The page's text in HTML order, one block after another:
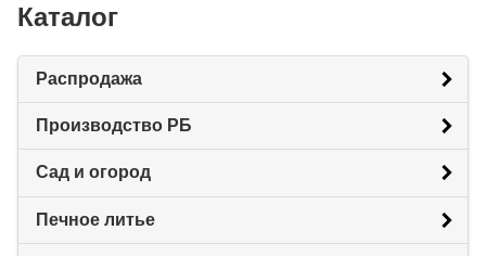
Каталог
Распродажа
Производство РБ
Сад и огород
Печное литье